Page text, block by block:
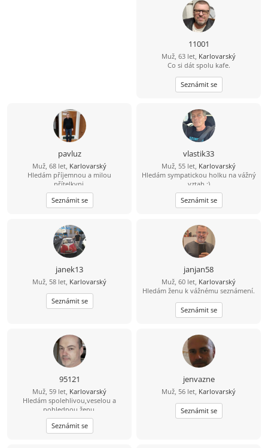
11001
Muž, 63 let, Karlovarský
Co si dát spolu kafe.
Seznámit se
pavluz
Muž, 68 let, Karlovarský
Hledám příjemnou a milou
přítelkyni.
Seznámit se
vlastik33
Muž, 55 let, Karlovarský
Hledám sympatickou holku na vážný
vztah :)
Seznámit se
janek13
Muž, 58 let, Karlovarský
Seznámit se
janjan58
Muž, 60 let, Karlovarský
Hledám ženu k vážnému seznámení.
Seznámit se
95121
Muž, 59 let, Karlovarský
Hledám spolehlivou,veselou a
pohlednou ženu.
Seznámit se
jenvazne
Muž, 56 let, Karlovarský
Seznámit se